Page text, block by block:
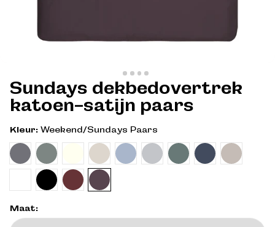
Sundays dekbedovertrek
katoen-satijn paars
Kleur: Weekend/Sundays Paars
Maat: